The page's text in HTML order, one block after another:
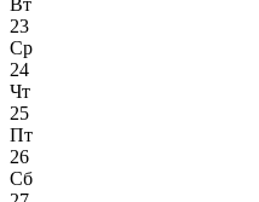
Вт
23
Ср
24
Чт
25
Пт
26
Сб